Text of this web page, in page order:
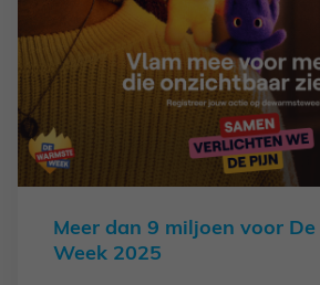
Meer dan 9 miljoen voor
Week 2025